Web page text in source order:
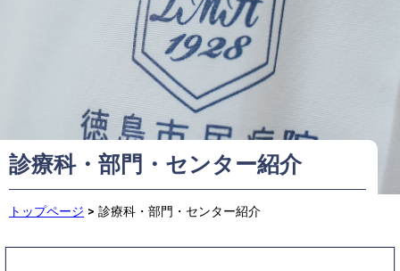
診療科・部門・センター紹介
トップページ > 診療科・部門・センター紹介